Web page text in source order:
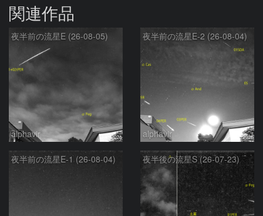
関連作品
夜半前の流星E (26-08-05)
alphavir
夜半前の流星E-2 (26-08-04)
alphavir
夜半前の流星E-1 (26-08-04) 夜半後の流星S (26-07-23)